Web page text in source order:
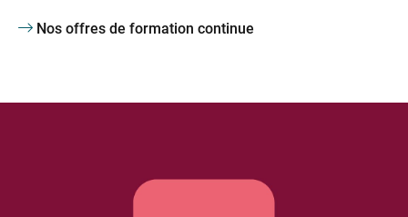
Nos offres de formation continue